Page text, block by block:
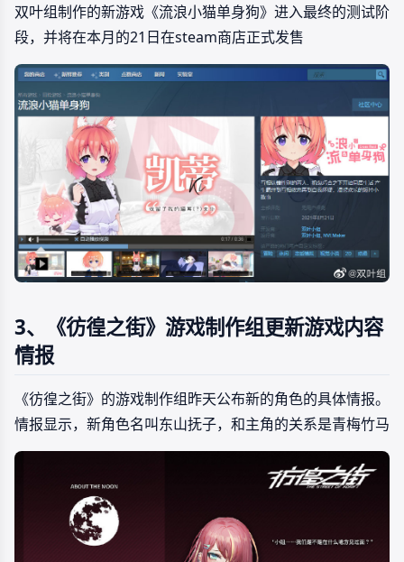
双叶组制作的新游戏《流浪小猫单身狗》进入最终的测试阶
段，并将在本月的21日在steam商店正式发售
3、《彷徨之街》游戏制作组更新游戏内容
情报
《彷徨之街》的游戏制作组昨天公布新的角色的具体情报。
情报显示，新角色名叫东山抚子，和主角的关系是青梅竹马